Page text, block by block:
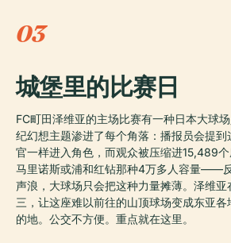
03
城堡里的比赛日
FC町田泽维亚的主场比赛有一种日本大球
纪幻想主题渗进了每个角落：播报员会提
官一样进入角色，而观众被压缩进15,489
马里诺斯或浦和红钻那种4万多人容量——
声浪，大球场只会把这种力量摊薄。泽维
三，让这座难以前往的山顶球场变成东亚各
的地。公交不方便。重点就在这里。